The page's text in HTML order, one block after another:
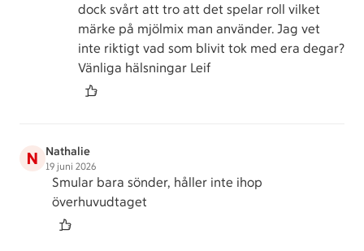
dock svårt att tro att det spelar roll vilket
märke på mjölmix man använder. Jag vet
inte riktigt vad som blivit tok med era degar?
Vänliga hälsningar Leif
N Nathalie
19 juni 2026
Smular bara sönder, håller inte ihop
överhuvudtaget